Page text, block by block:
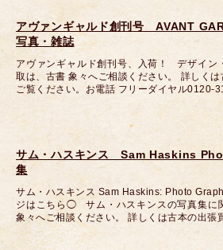
アヴァンギャルド創刊号 AVANT
写真・雑誌
アヴァンギャルド創刊号、入荷！ デザイン
取は、古書 象々へご相談ください。 詳しく
ご覧ください。お電話 フリーダイヤル0120-
サム・ハスキンス Sam Haskins
集
サム・ハスキンス Sam Haskins: Photo
ジはこちら◯ サム・ハスキンスの写真集に
象々へご相談ください。 詳しくは古本の出張